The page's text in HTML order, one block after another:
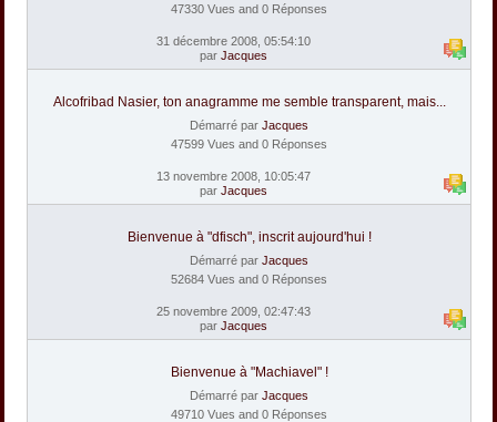
47330 Vues and 0 Réponses
31 décembre 2008, 05:54:10
par Jacques
Alcofribad Nasier, ton anagramme me semble transparent, mais...
Démarré par Jacques
47599 Vues and 0 Réponses
13 novembre 2008, 10:05:47
par Jacques
Bienvenue à "dfisch", inscrit aujourd'hui !
Démarré par Jacques
52684 Vues and 0 Réponses
25 novembre 2009, 02:47:43
par Jacques
Bienvenue à "Machiavel" !
Démarré par Jacques
49710 Vues and 0 Réponses